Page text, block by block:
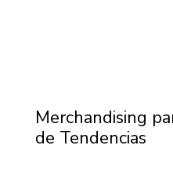
Merchandising
de Tendencias